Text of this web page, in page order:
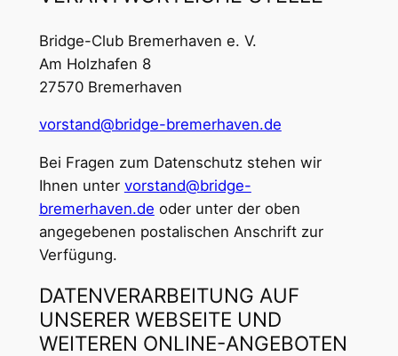
Bridge-Club Bremerhaven e. V.
Am Holzhafen 8
27570 Bremerhaven
vorstand@bridge-bremerhaven.de
Bei Fragen zum Datenschutz stehen wir
Ihnen unter vorstand@bridge-
bremerhaven.de oder unter der oben
angegebenen postalischen Anschrift zur
Verfügung.
DATENVERARBEITUNG AUF
UNSERER WEBSEITE UND
WEITEREN ONLINE-ANGEBOTEN